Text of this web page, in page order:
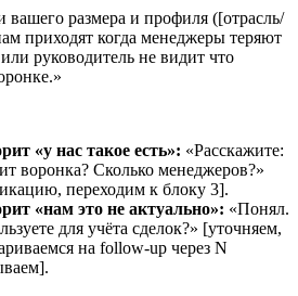
вашего размера и профиля ([отрасль/
приходят когда менеджеры теряют
руководитель не видит что
«у нас такое есть»: «Расскажите:
воронка? Сколько менеджеров?»
переходим к блоку 3].
«нам это не актуально»: «Понял.
для учёта сделок?» [уточняем,
на follow-up через N